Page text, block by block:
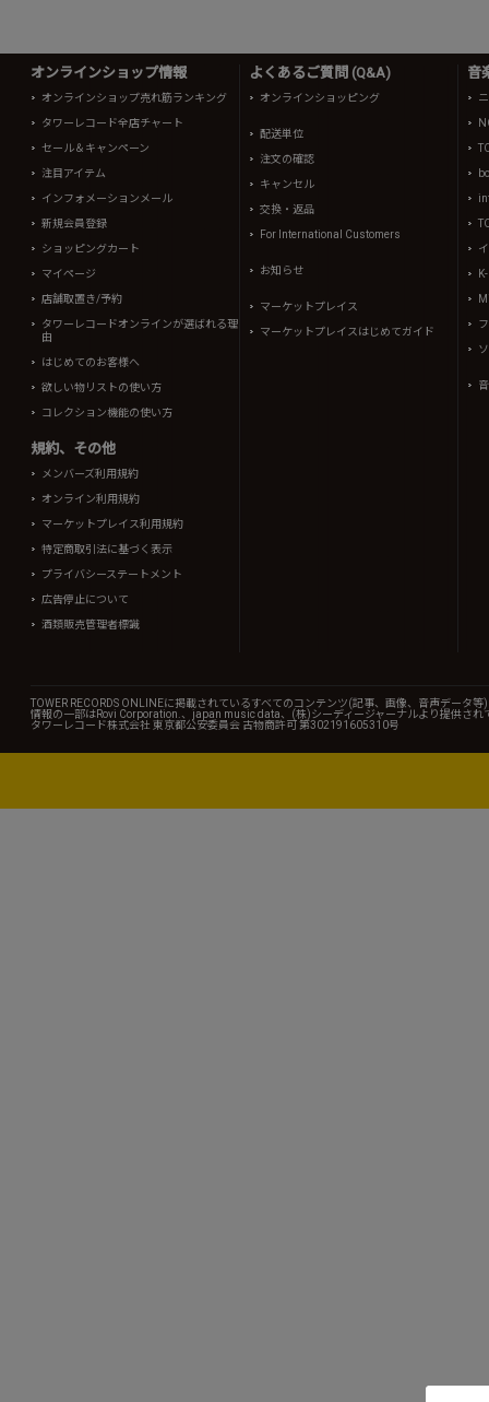
オンラインショップ情報
オンラインショップ売れ筋ランキング
タワーレコード全店チャート
セール＆キャンペーン
注目アイテム
インフォメーションメール
新規会員登録
ショッピングカート
マイページ
店舗取置き/予約
タワーレコードオンラインが選ばれる理
由
はじめてのお客様へ
欲しい物リストの使い方
コレクション機能の使い方
規約、その他
メンバーズ利用規約
オンライン利用規約
マーケットプレイス利用規約
特定商取引法に基づく表示
プライバシーステートメント
広告停止について
酒類販売管理者標識
よくあるご質問 (Q&A)
オンラインショッピング
配送単位
注文の確認
キャンセル
交換・返品
For International Customers
お知らせ
マーケットプレイス
マーケットプレイスはじめてガイド
音
TOWER RECORDS ONLINEに掲載されているすべてのコンテンツ(記事、画像、音声データ
情報の一部はRovi Corporation.、japan music data、(株)シーディージャーナルより提供され
タワーレコード株式会社 東京都公安委員会 古物商許可 第302191605310号